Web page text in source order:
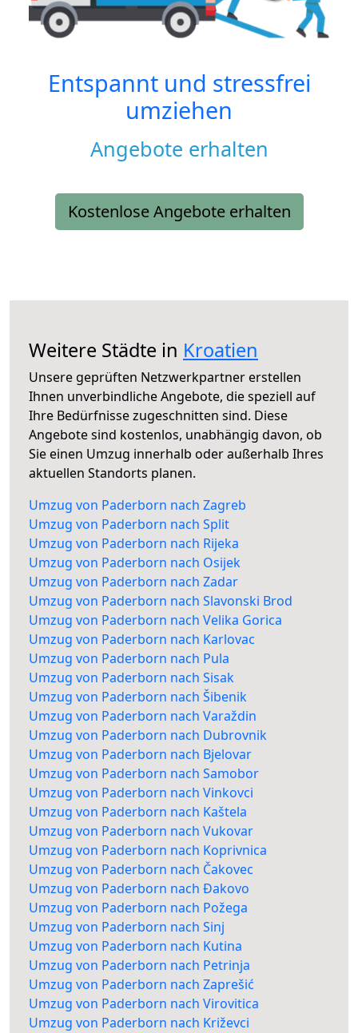
Entspannt und stressfrei
umziehen
Angebote erhalten
Kostenlose Angebote erhalten
Weitere Städte in Kroatien
Unsere geprüften Netzwerkpartner erstellen
Ihnen unverbindliche Angebote, die speziell auf
Ihre Bedürfnisse zugeschnitten sind. Diese
Angebote sind kostenlos, unabhängig davon, ob
Sie einen Umzug innerhalb oder außerhalb Ihres
aktuellen Standorts planen.
Umzug von Paderborn nach Zagreb
Umzug von Paderborn nach Split
Umzug von Paderborn nach Rijeka
Umzug von Paderborn nach Osijek
Umzug von Paderborn nach Zadar
Umzug von Paderborn nach Slavonski Brod
Umzug von Paderborn nach Velika Gorica
Umzug von Paderborn nach Karlovac
Umzug von Paderborn nach Pula
Umzug von Paderborn nach Sisak
Umzug von Paderborn nach Šibenik
Umzug von Paderborn nach Varaždin
Umzug von Paderborn nach Dubrovnik
Umzug von Paderborn nach Bjelovar
Umzug von Paderborn nach Samobor
Umzug von Paderborn nach Vinkovci
Umzug von Paderborn nach Kaštela
Umzug von Paderborn nach Vukovar
Umzug von Paderborn nach Koprivnica
Umzug von Paderborn nach Čakovec
Umzug von Paderborn nach Đakovo
Umzug von Paderborn nach Požega
Umzug von Paderborn nach Sinj
Umzug von Paderborn nach Kutina
Umzug von Paderborn nach Petrinja
Umzug von Paderborn nach Zaprešić
Umzug von Paderborn nach Virovitica
Umzug von Paderborn nach Križevci